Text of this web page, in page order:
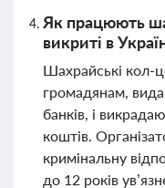
Як працюють
викриті в
Шахрайські кол-
громадянам,
банків, і
коштів.
кримінальну
до 12 років